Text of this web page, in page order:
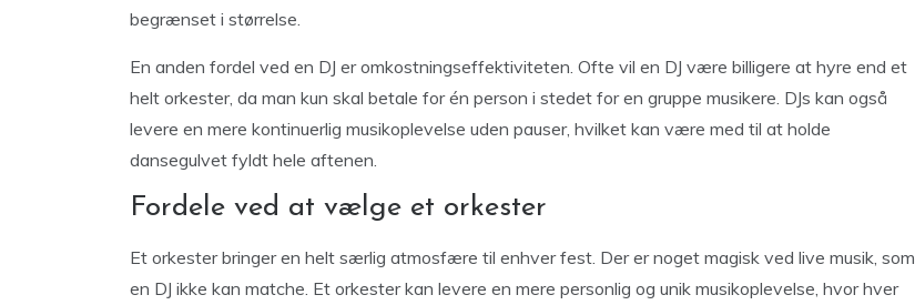
begrænset i størrelse.
En anden fordel ved en DJ er omkostningseffektiviteten. Ofte vil en DJ være billigere at hyre end et
helt orkester, da man kun skal betale for én person i stedet for en gruppe musikere. DJs kan også
levere en mere kontinuerlig musikoplevelse uden pauser, hvilket kan være med til at holde
dansegulvet fyldt hele aftenen.
Fordele ved at vælge et orkester
Et orkester bringer en helt særlig atmosfære til enhver fest. Der er noget magisk ved live musik, som
en DJ ikke kan matche. Et orkester kan levere en mere personlig og unik musikoplevelse, hvor hver